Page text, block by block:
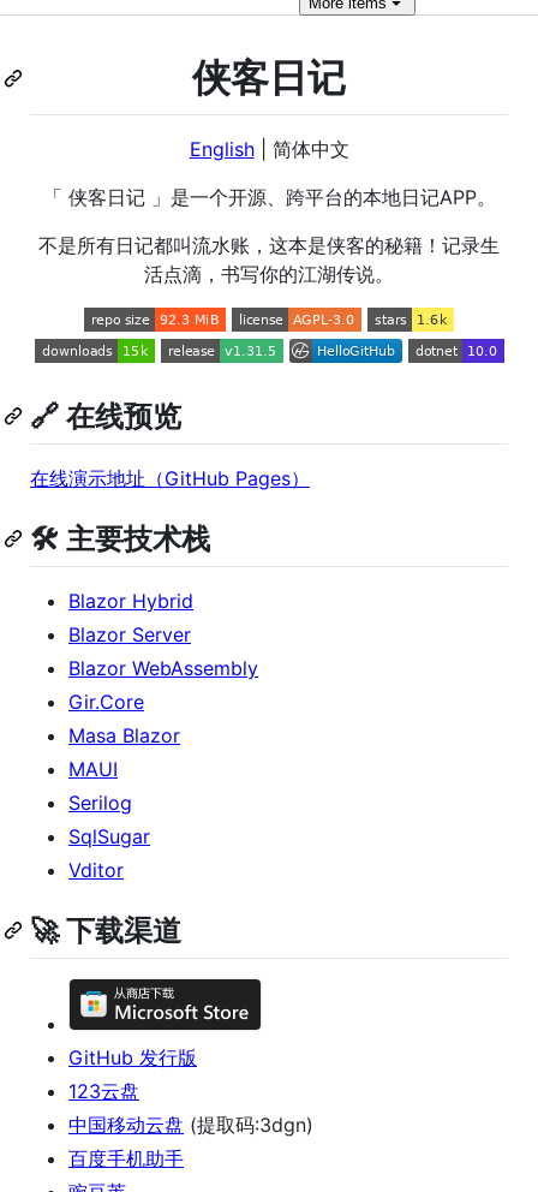
侠客日记
English| 简体中文
「 侠客日记 」是一个开源、跨平台的本地日记APP。
不是所有日记都叫流水账，这本是侠客的秘籍！记录生
活点滴，书写你的江湖传说。
🔗 在线预览
在线演示地址（GitHub Pages）
🛠️ 主要技术栈
Blazor Hybrid
Blazor Server
Blazor WebAssembly
Gir.Core
Masa Blazor
MAUI
Serilog
SqlSugar
Vditor
🚀 下载渠道
GitHub 发行版
123云盘
中国移动云盘 (提取码:3dgn)
百度手机助手